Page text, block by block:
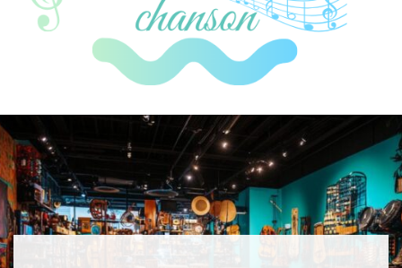
Petit blog musique de Bertille